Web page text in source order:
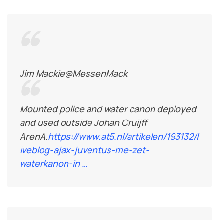
Jim Mackie@MessenMack
Mounted police and water canon deployed
and used outside Johan Cruijff
ArenA.https://www.at5.nl/artikelen/193132/l
iveblog-ajax-juventus-me-zet-
waterkanon-in…